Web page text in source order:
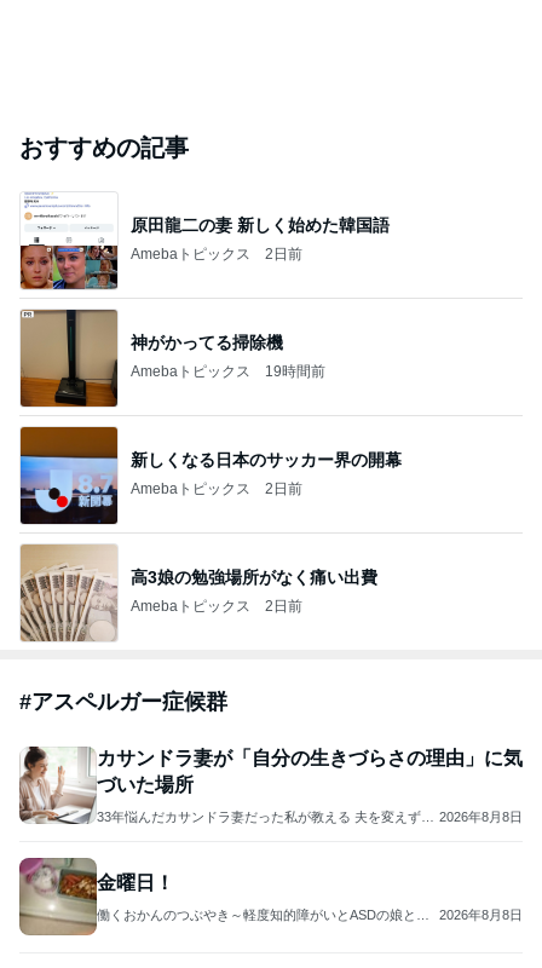
おすすめの記事
原田龍二の妻 新しく始めた韓国語
Amebaトピックス 2日前
神がかってる掃除機
Amebaトピックス 19時間前
新しくなる日本のサッカー界の開幕
Amebaトピックス 2日前
高3娘の勉強場所がなく痛い出費
Amebaトピックス 2日前
#アスペルガー症候群
カサンドラ妻が「自分の生きづらさの理由」に気
づいた場所
33年悩んだカサンドラ妻だった私が教える 夫を変えずに
2026年8月8日
金曜日！
働くおかんのつぶやき～軽度知的障がいとASDの娘とき
2026年8月8日